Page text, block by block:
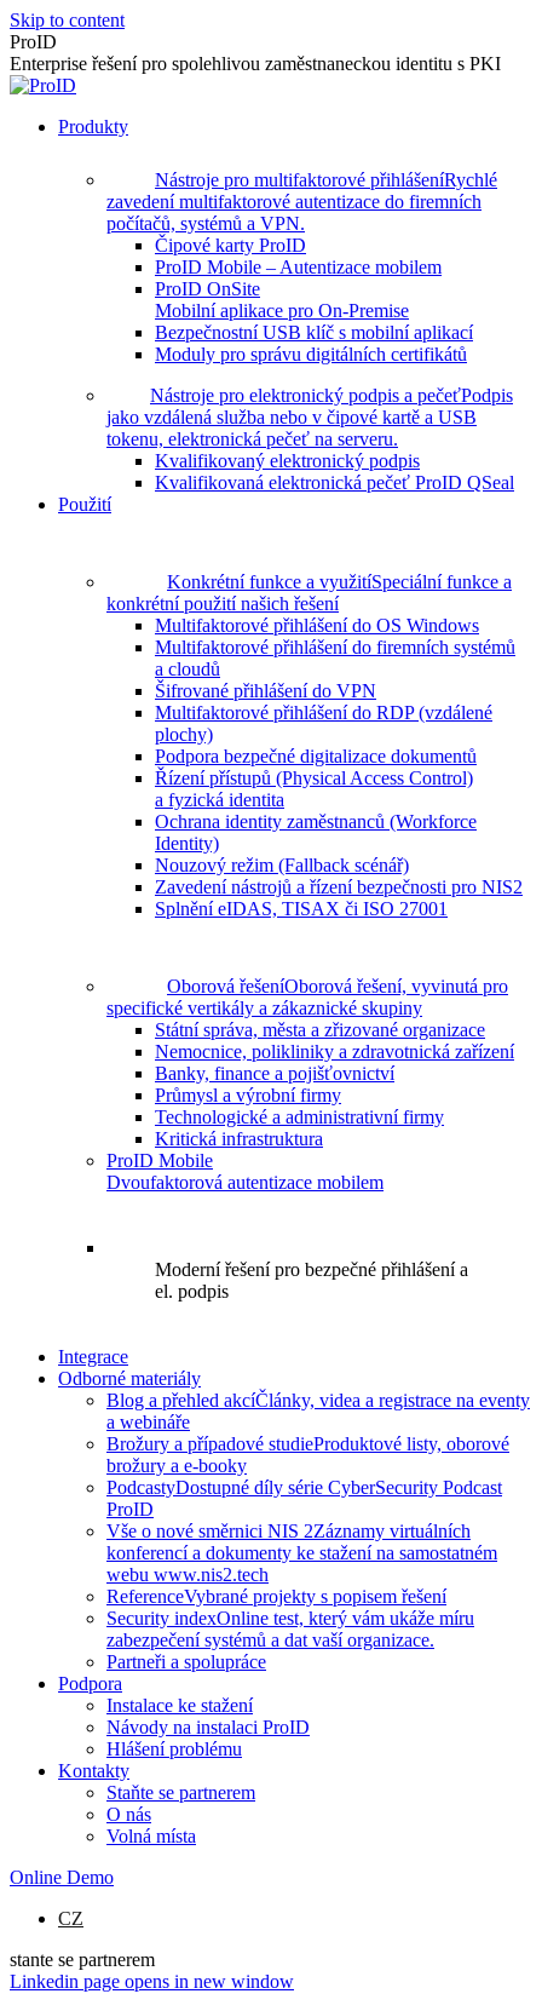
Skip to content
ProID
Enterprise řešení pro spolehlivou zaměstnaneckou identitu s PKI
Produkty
Nástroje pro multifaktorové přihlášeníRychlé
zavedení multifaktorové autentizace do firemních
počítačů, systémů a VPN.
Čipové karty ProID
ProID Mobile – Autentizace mobilem
ProID OnSite
Mobilní aplikace pro On-Premise
Bezpečnostní USB klíč s mobilní aplikací
Moduly pro správu digitálních certifikátů
Nástroje pro elektronický podpis a pečeťPodpis
jako vzdálená služba nebo v čipové kartě a USB
tokenu, elektronická pečeť na serveru.
Kvalifikovaný elektronický podpis
Kvalifikovaná elektronická pečeť ProID QSeal
Použití
Konkrétní funkce a využitíSpeciální funkce a
konkrétní použití našich řešení
Multifaktorové přihlášení do OS Windows
Multifaktorové přihlášení do firemních systémů
a cloudů
Šifrované přihlášení do VPN
Multifaktorové přihlášení do RDP (vzdálené
plochy)
Podpora bezpečné digitalizace dokumentů
Řízení přístupů (Physical Access Control)
a fyzická identita
Ochrana identity zaměstnanců (Workforce
Identity)
Nouzový režim (Fallback scénář)
Zavedení nástrojů a řízení bezpečnosti pro NIS2
Splnění eIDAS, TISAX či ISO 27001
Oborová řešeníOborová řešení, vyvinutá pro
specifické vertikály a zákaznické skupiny
Státní správa, města a zřizované organizace
Nemocnice, polikliniky a zdravotnická zařízení
Banky, finance a pojišťovnictví
Průmysl a výrobní firmy
Technologické a administrativní firmy
Kritická infrastruktura
ProID Mobile
Dvoufaktorová autentizace mobilem
Moderní řešení pro bezpečné přihlášení a
el. podpis
Integrace
Odborné materiály
Blog a přehled akcíČlánky, videa a registrace na eventy
a webináře
Brožury a případové studieProduktové listy, oborové
brožury a e-booky
PodcastyDostupné díly série CyberSecurity Podcast
ProID
Vše o nové směrnici NIS 2Záznamy virtuálních
konferencí a dokumenty ke stažení na samostatném
webu www.nis2.tech
ReferenceVybrané projekty s popisem řešení
Security indexOnline test, který vám ukáže míru
zabezpečení systémů a dat vaší organizace.
Partneři a spolupráce
Podpora
Instalace ke stažení
Návody na instalaci ProID
Hlášení problému
Kontakty
Staňte se partnerem
O nás
Volná místa
Online Demo
CZ
stante se partnerem
Linkedin page opens in new window